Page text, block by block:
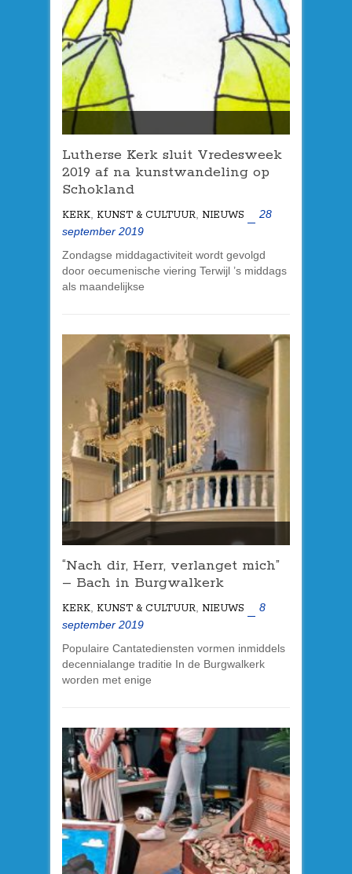
Lutherse Kerk sluit Vredesweek
2019 af na kunstwandeling op
Schokland
KERK KUNST & CULTUUR NIEUWS
28
september 2019
Zondagse middagactiviteit wordt gevolgd
door oecumenische viering Terwijl ’s middags
als maandelijkse
“Nach dir, Herr, verlanget mich”
– Bach in Burgwalkerk
KERK KUNST & CULTUUR NIEUWS
8
september 2019
Populaire Cantatediensten vormen inmiddels
decennialange traditie In de Burgwalkerk
worden met enige